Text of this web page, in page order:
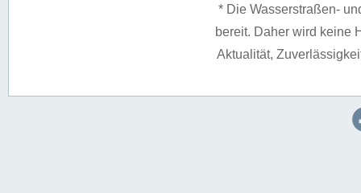
* Die Wasserstraßen-
bereit. Daher wird keine
Aktualität,